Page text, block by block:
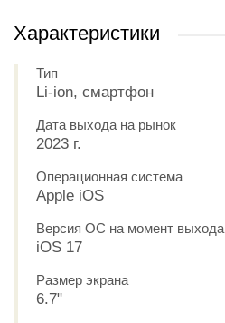
Характеристики
Тип
Li-ion, смартфон
Дата выхода на рынок
2023 г.
Операционная система
Apple iOS
Версия ОС на момент выхода
iOS 17
Размер экрана
6.7"